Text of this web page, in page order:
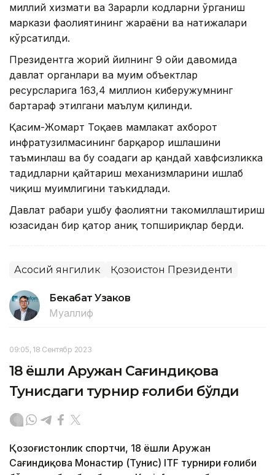
миллий хизмати ва Зарарли кодларни ўрганиш
маркази фаолиятининг жараёни ва натижалари
кўрсатилди.
Президентга жорий йилнинг 9 ойи давомида
давлат органлари ва муҳим объектлар
ресурсларига 163,4 миллион киберҳужумнинг
бартараф этилгани маълум қилинди.
Қасим-Жомарт Тоқаев мамлакат ахборот
инфратузилмасининг барқарор ишлашини
таъминлаш ва бу соҳадаги ҳар қандай хавфсизликка
таҳдидларни қайтариш механизмларини ишлаб
чиқиш муҳимлигини таъкидлади.
Давлат раҳбари ушбу фаолиятни такомиллаштириш
юзасидан бир қатор аниқ топшириқлар берди.
Асосий янгилик Қозоғистон Президенти
Бекабат Узаков
Муаллиф
09:05, 18 Сентябр 2023
18 ёшли Аружан Сағиндиқова
Тунисдаги турнир ғолиби бўлди
Қозоғистонлик спортчи, 18 ёшли Аружан
Сағиндиқова Монастир (Тунис) ITF турнири ғолиби